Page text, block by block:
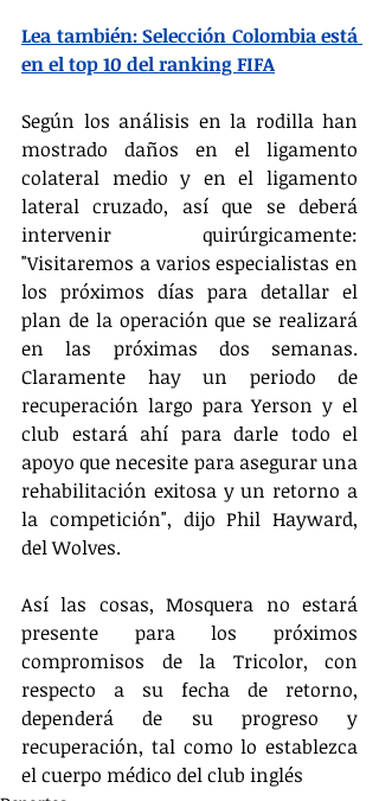
Lea también: Selección Colombia está
en el top 10 del ranking FIFA
Según los análisis en la rodilla han
mostrado daños en el ligamento
colateral medio y en el ligamento
lateral cruzado, así que se deberá
intervenir quirúrgicamente:
"Visitaremos a varios especialistas en
los próximos días para detallar el
plan de la operación que se realizará
en las próximas dos semanas.
Claramente hay un periodo de
recuperación largo para Yerson y el
club estará ahí para darle todo el
apoyo que necesite para asegurar una
rehabilitación exitosa y un retorno a
la competición", dijo Phil Hayward,
del Wolves.
Así las cosas, Mosquera no estará
presente para los próximos
compromisos de la Tricolor, con
respecto a su fecha de retorno,
dependerá de su progreso y
recuperación, tal como lo establezca
el cuerpo médico del club inglés